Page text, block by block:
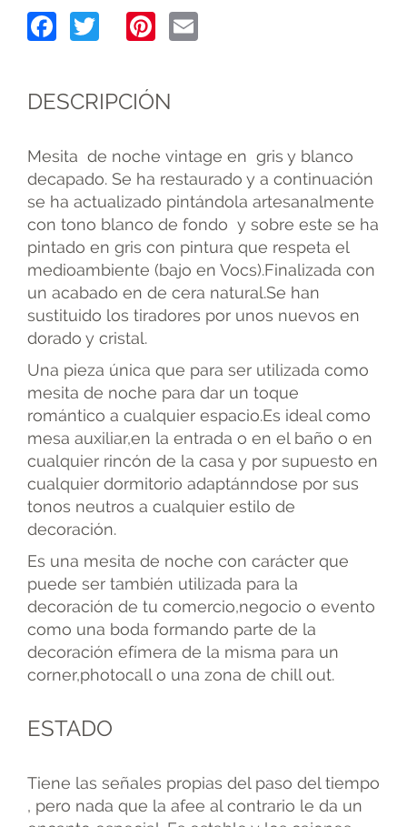
Facebook
TwitterPinterest
DESCRIPCIÓN
Mesita de noche vintage en gris y blanco
decapado. Se ha restaurado y a continuación
se ha actualizado pintándola artesanalmente
con tono blanco de fondo y sobre este se ha
pintado en gris con pintura que respeta el
medioambiente (bajo en Vocs).Finalizada con
un acabado en de cera natural.Se han
sustituido los tiradores por unos nuevos en
dorado y cristal.
Una pieza única que para ser utilizada como
mesita de noche para dar un toque
romántico a cualquier espacio.Es ideal como
mesa auxiliar,en la entrada o en el baño o en
cualquier rincón de la casa y por supuesto en
cualquier dormitorio adaptánndose por sus
tonos neutros a cualquier estilo de
decoración.
Es una mesita de noche con carácter que
puede ser también utilizada para la
decoración de tu comercio,negocio o evento
como una boda formando parte de la
decoración efímera de la misma para un
corner,photocall o una zona de chill out.
ESTADO
Tiene las señales propias del paso del tiempo
, pero nada que la afee al contrario le da un